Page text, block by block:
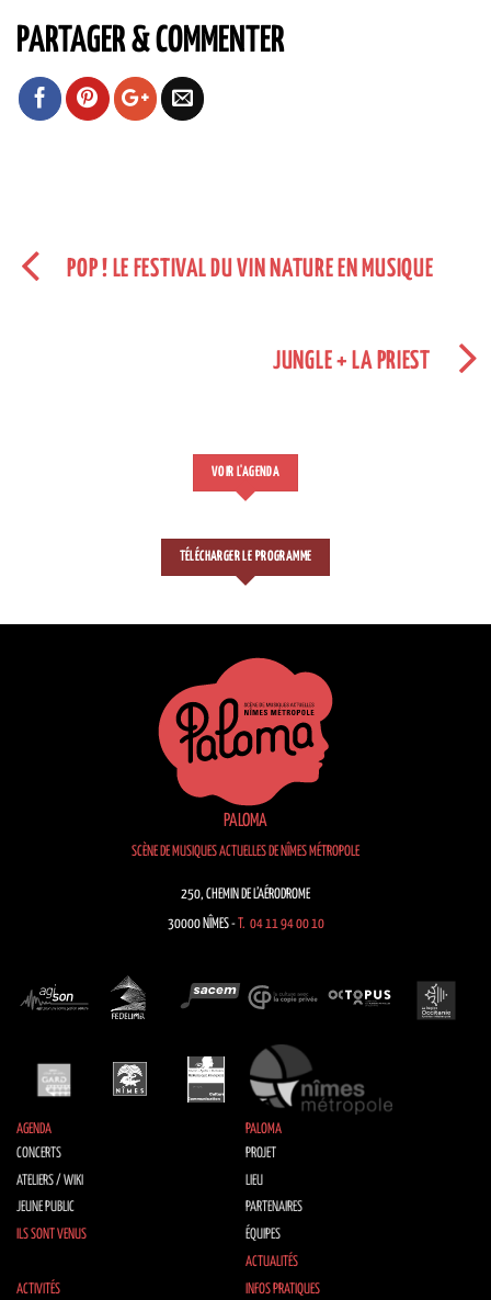
PARTAGER & COMMENTER
POP ! LE FESTIVAL DU VIN NATURE EN MUSIQUE
JUNGLE + LA PRIEST
VOIR L'AGENDA
TÉLÉCHARGER LE PROGRAMME
PALOMA
SCÈNE DE MUSIQUES ACTUELLES DE NÎMES MÉTROPOLE
250, CHEMIN DE L’AÉRODROME
30000 NÎMES -T. 04 11 94 00 10
AGENDA
CONCERTS
ATELIERS / WIKI
JEUNE PUBLIC
ILS SONT VENUS
PALOMA
PROJET
LIEU
PARTENAIRES
ÉQUIPES
ACTUALITÉS
ACTIVITÉS
INFOS PRATIQUES